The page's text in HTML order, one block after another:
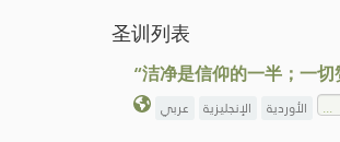
圣训列表
“洁净是信仰的一半；一
عربي الإنجليزية الأوردية